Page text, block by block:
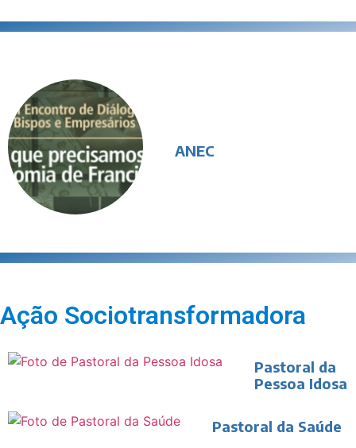
ANEC
Ação Sociotransformadora
Pastoral da
Pessoa Idosa
Pastoral da Saúde